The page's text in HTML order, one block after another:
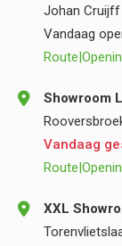
Johan
Vandaag
Route|
Showroom
Vandaag
Route|
XXL